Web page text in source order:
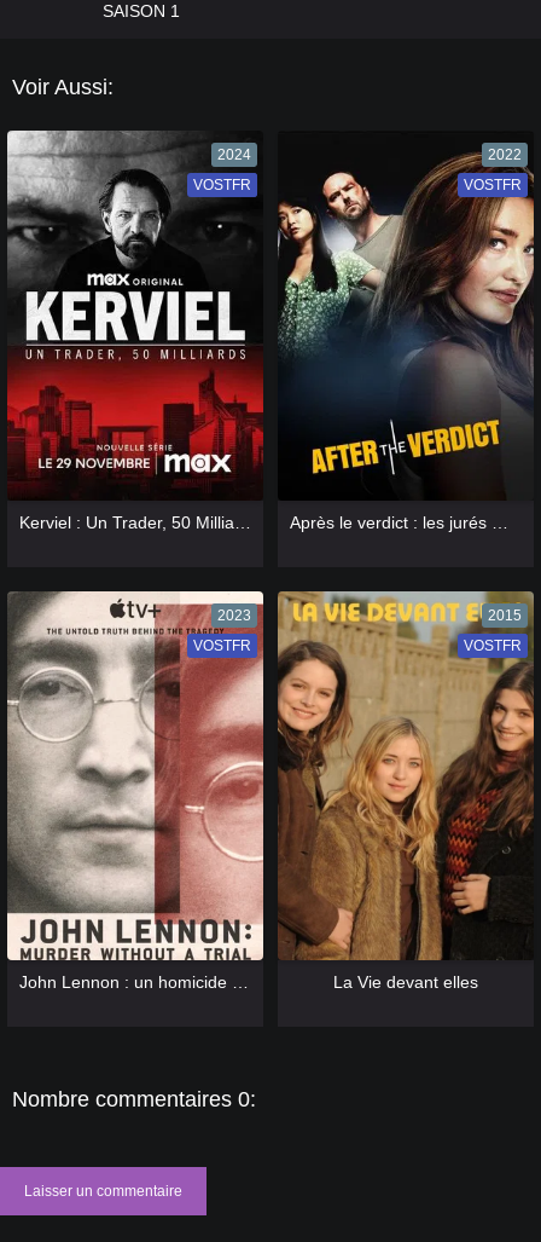
SAISON 1
Voir Aussi:
2024
VF
VOSTFR
2022
VF
VOSTFR
2023
VF
VOSTFR
2015
VF
VOSTFR
La Vie devant elles
Nombre commentaires 0:
Laisser un commentaire